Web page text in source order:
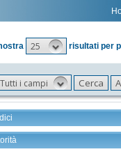
25 risultati per
Tutti i campi